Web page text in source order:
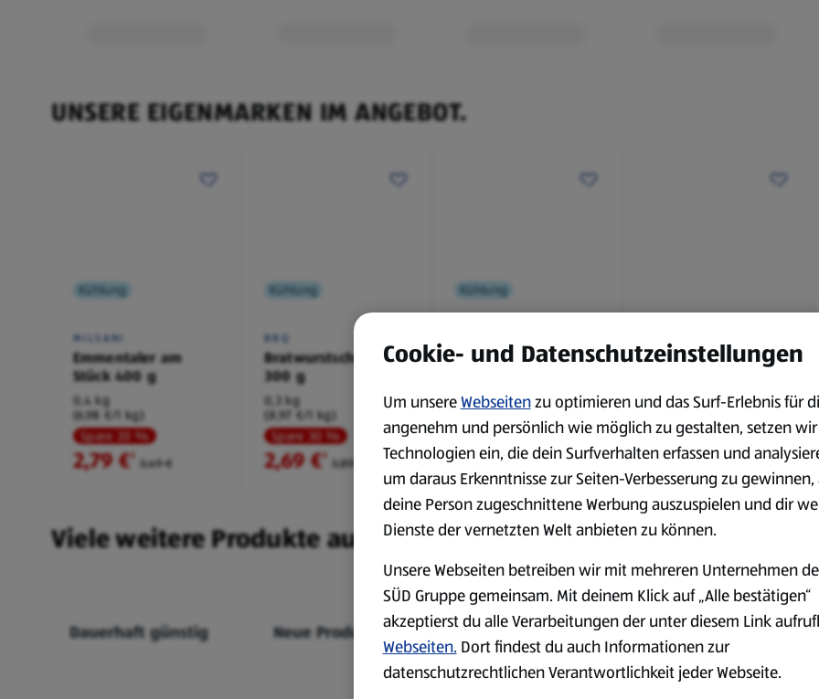
UNSERE EIGENMARKEN IM ANGEBOT.
Kühlung
MILSANI
Emmentaler am
Stück 400 g
0,4 kg
(6,98 €/1 kg)
Spare 20 %
2,79 €² 3,49 €
Kühlung
BBQ
Bratwurstschnecke
300 g
0,3 kg
(8,97 €/1 kg)
Spare 30 %
2,69 €² 3,89 €
Kühlung
Laugenbaguette mit
0,18 kg
(4,51 €/1 kg)
Spare 38 %
0,79 €² 1,29 €
Bianco Toscana IGT
0,75 l
Spare 20 %
2,79 €² 3,49 €
Viele weitere Produkte aus unserem Sortiment.
Dauerhaft günstig Neue Produkte Markenprodukte Bio-Produkte
Cookie- und Datenschutzeinstellungen
Um unsereWebseitenzu optimieren und das Surf-Erlebnis für
angenehm und persönlich wie möglich zu gestalten, setzen wir
Technologien ein, die dein Surfverhalten erfassen und
um daraus Erkenntnisse zur Seiten-Verbesserung zu gewinnen,
deine Person zugeschnittene Werbung auszuspielen und dir
Dienste der vernetzten Welt anbieten zu können.
Unsere Webseiten betreiben wir mit mehreren Unternehmen
SÜD Gruppe gemeinsam. Mit deinem Klick auf „Alle bestätigen“
akzeptierst du alle Verarbeitungen der unter diesem Link
Webseiten. Dort findest du auch Informationen zur
datenschutzrechtlichen Verantwortlichkeit jeder Webseite.